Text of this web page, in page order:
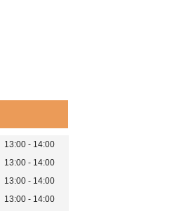
13:00
14:00
13:00
14:00
13:00
14:00
13:00
14:00